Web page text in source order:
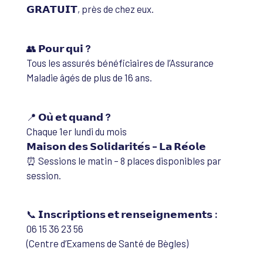
𝗚𝗥𝗔𝗧𝗨𝗜𝗧, près de chez eux.
👥 𝗣𝗼𝘂𝗿 𝗾𝘂𝗶 ?
Tous les assurés bénéficiaires de l’Assurance
Maladie âgés de plus de 16 ans.
📍 𝗢𝘂̀ 𝗲𝘁 𝗾𝘂𝗮𝗻𝗱 ?
Chaque 1er lundi du mois
𝗠𝗮𝗶𝘀𝗼𝗻 𝗱𝗲𝘀 𝗦𝗼𝗹𝗶𝗱𝗮𝗿𝗶𝘁𝗲́𝘀 – 𝗟𝗮 𝗥𝗲́𝗼𝗹𝗲
⏰ Sessions le matin – 8 places disponibles par
session.
📞 𝗜𝗻𝘀𝗰𝗿𝗶𝗽𝘁𝗶𝗼𝗻𝘀 𝗲𝘁 𝗿𝗲𝗻𝘀𝗲𝗶𝗴𝗻𝗲𝗺𝗲𝗻𝘁𝘀 :
06 15 36 23 56
(Centre d’Examens de Santé de Bègles)